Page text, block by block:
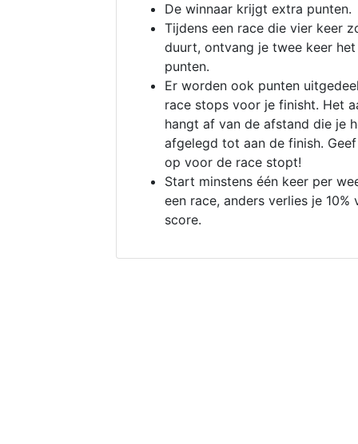
De winnaar krijgt extra punten.
Tijdens een race die vier keer
duurt, ontvang je twee keer
punten.
Er worden ook punten
race stops voor je finisht. Het
hangt af van de afstand die je
afgelegd tot aan de finish.
op voor de race stopt!
Start minstens één keer per
een race, anders verlies je 10%
score.